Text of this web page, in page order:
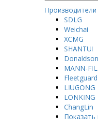
Производители
SDLG
Weichai
XCMG
SHANTUI
Donaldson
MANN-
Fleetguard
LIUGONG
LONKING
ChangLin
Показать